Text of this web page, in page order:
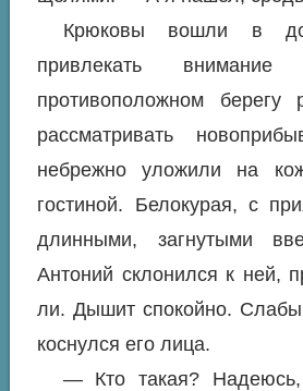
Крюковы вошли в
привлекать
противоположном берегу
рассматривать
небрежно уложили на
гостиной. Белокурая, с
длинными, загнутыми
Антоний склонился к ней,
ли. Дышит спокойно.
коснулся его лица.
— Кто такая?